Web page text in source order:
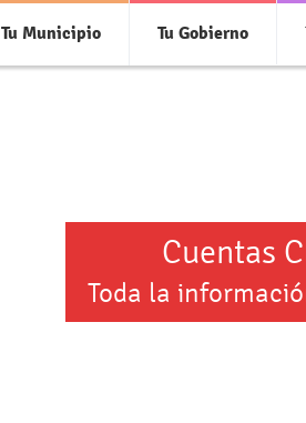
Tu Municipio Tu Gobierno
Cuentas
Toda la